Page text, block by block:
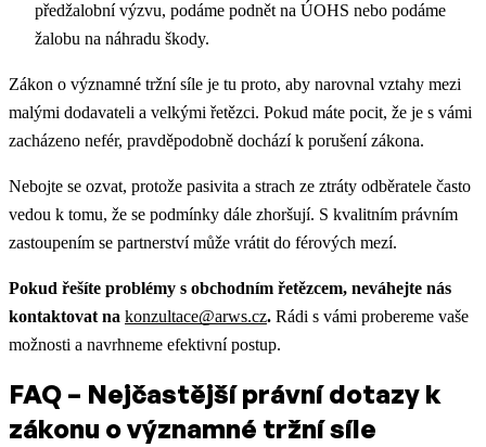
předžalobní výzvu, podáme podnět na ÚOHS nebo podáme
žalobu na náhradu škody.
Zákon o významné tržní síle je tu proto, aby narovnal vztahy mezi
malými dodavateli a velkými řetězci. Pokud máte pocit, že je s vámi
zacházeno nefér, pravděpodobně dochází k porušení zákona.
Nebojte se ozvat, protože pasivita a strach ze ztráty odběratele často
vedou k tomu, že se podmínky dále zhoršují. S kvalitním právním
zastoupením se partnerství může vrátit do férových mezí.
Pokud řešíte problémy s obchodním řetězcem, neváhejte nás
kontaktovat na konzultace@arws.cz. Rádi s vámi probereme vaše
možnosti a navrhneme efektivní postup.
FAQ – Nejčastější právní dotazy k
zákonu o významné tržní síle